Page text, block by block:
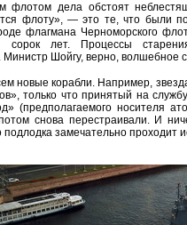
флотом дела обстоят
флоту», — это те, что были
флагмана Черноморского
лет. Процессы
Шойгу, верно, волшебное
новые корабли. Например,
только что принятый на
(предполагаемого носителя
снова перестраивали. И
подлодка замечательно проходит